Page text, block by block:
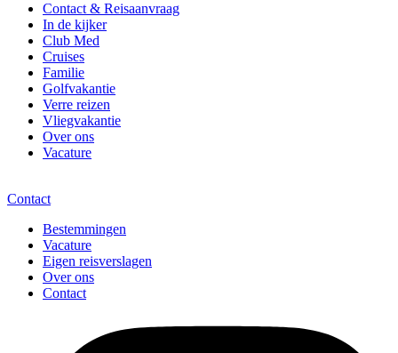
Contact & Reisaanvraag
In de kijker
Club Med
Cruises
Familie
Golfvakantie
Verre reizen
Vliegvakantie
Over ons
Vacature
Contact
Bestemmingen
Vacature
Eigen reisverslagen
Over ons
Contact